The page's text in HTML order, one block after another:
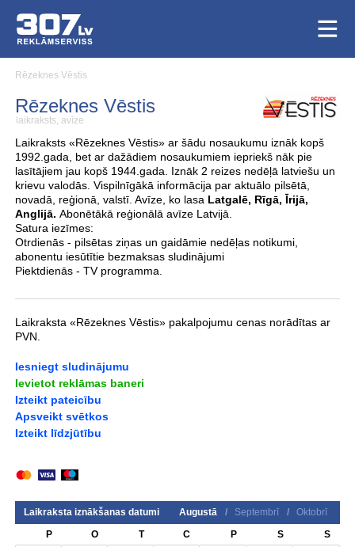
Rēzeknes Vēstis
Rēzeknes Vēstis
laikraksts, avīze
Laikraksts «Rēzeknes Vēstis» ar šādu nosaukumu iznāk kopš
1992.gada, bet ar dažādiem nosaukumiem iepriekš nāk pie
lasītājiem jau kopš 1944.gada. Iznāk 2 reizes nedēļā latviešu un
krievu valodās. Vispilnīgākā informācija par aktuālo pilsētā,
novadā, reģionā, valstī. Avīze, ko lasa Latgalē, Rīgā, Īrijā,
Anglijā. Abonētākā reģionālā avīze Latvijā.
Satura iezīmes:
Otrdienās - pilsētas ziņas un gaidāmie nedēļas notikumi,
abonentu iesūtītie bezmaksas sludinājumi
Piektdienās - TV programma.
Laikraksta «Rēzeknes Vēstis» pakalpojumu cenas norādītas ar
PVN.
Iesniegt sludinājumu
Ievietot reklāmas baneri
Izteikt pateicību
Apsveikt svētkos
Izteikt līdzjūtību
Laikraksta iznākšanas datumi Augustā / Septembrī /
Oktobrī
P
O T C P S S